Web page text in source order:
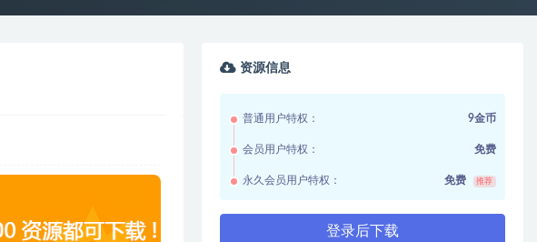
资源信息
普通用户特权： 9金币
会员用户特权： 免费
永久会员用户特权： 免费 推荐
登录后下载